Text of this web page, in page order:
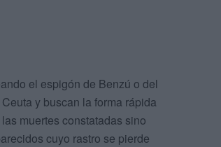
el espigón de Benzú o del
y buscan la forma rápida
muertes constatadas sino
cuyo rastro se pierde